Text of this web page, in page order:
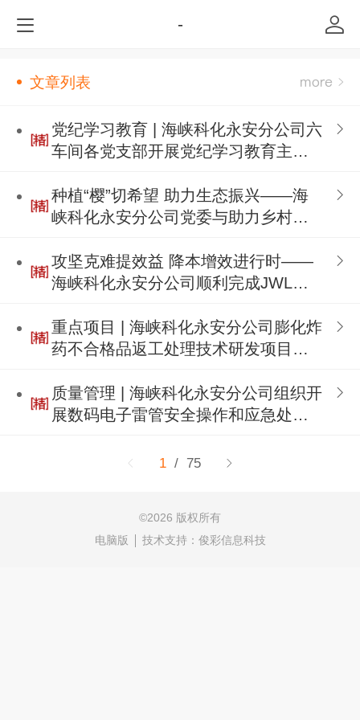
-
文章列表
党纪学习教育 | 海峡科化永安分公司六
车间各党支部开展党纪学习教育主题
种植“樱”切希望 助力生态振兴——海
峡科化永安分公司党委与助力乡村振
植树节活动
攻坚克难提效益 降本增效进行时——
海峡科化永安分公司顺利完成JWL型
重点项目 | 海峡科化永安分公司膨化炸
药不合格品返工处理技术研发项目顺
质量管理 | 海峡科化永安分公司组织开
展数码电子雷管安全操作和应急处置
1 / 75
©2026 版权所有
电脑版
技术支持： 俊彩信息科技